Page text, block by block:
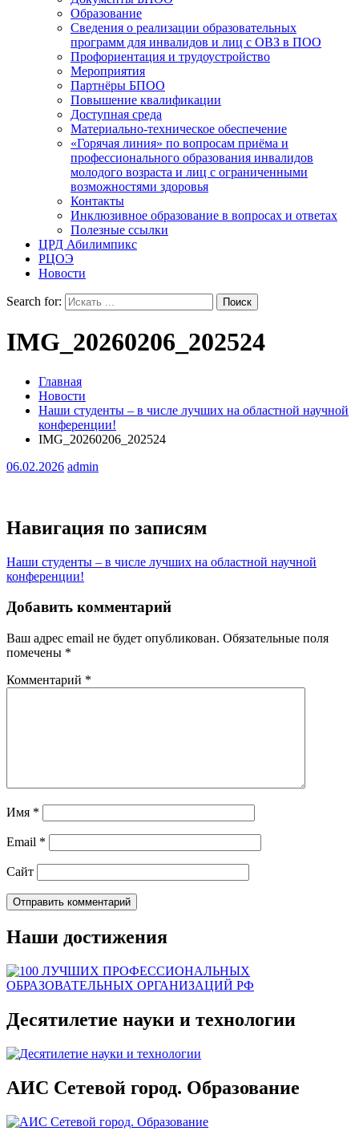
Образование
Сведения о реализации образовательных
программ для инвалидов и лиц с ОВЗ в ПОО
Профориентация и трудоустройство
Мероприятия
Партнёры БПОО
Повышение квалификации
Доступная среда
Материально-техническое обеспечение
«Горячая линия» по вопросам приёма и
профессионального образования инвалидов
молодого возраста и лиц с ограниченными
возможностями здоровья
Контакты
Инклюзивное образование в вопросах и ответах
Полезные ссылки
ЦРД Абилимпикс
РЦОЭ
Новости
Search for:
IMG_20260206_202524
Главная
Новости
Наши студенты – в числе лучших на областной научной
конференции!
IMG_20260206_202524
06.02.2026 admin
Навигация по записям
Наши студенты – в числе лучших на областной научной
конференции!
Добавить комментарий
Ваш адрес email не будет опубликован. Обязательные поля
помечены *
Комментарий *
Имя *
Email *
Сайт
Наши достижения
Десятилетие науки и технологии
АИС Сетевой город. Образование